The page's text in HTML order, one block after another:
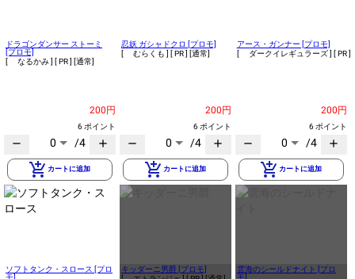
ドラゴンダンサー ストーミ
[プロモ]
[ なるかみ ] [ PR ] [通常]
200円
6 ポイント
remove 0 /4 add
add_shopping_cart カートに追加
忍妖 ガシャドクロ [プロモ]
[ むらくも ] [ PR ] [通常]
200円
6 ポイント
remove 0 /4 add
add_shopping_cart カートに追加
アース・ガンナー [プロモ]
[ ダークイレギュラーズ ] [ PR ]
200円
6 ポイント
remove 0 /4 add
add_shopping_cart カートに追加
ソフトタンク・スロース [プロ
モ]
キッダーニ男爵 [プロモ]
雲海のシールドナイト [プロ
モ]